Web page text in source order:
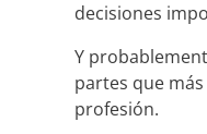
decisiones
Y
partes que
profesión.